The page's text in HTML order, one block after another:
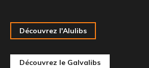
Découvrez l'Alulibs
Découvrez le Galvalibs